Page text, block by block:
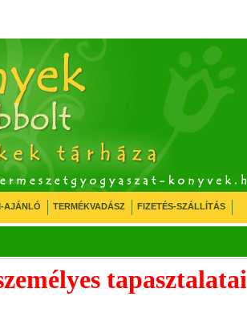
AJÁNLÓ TERMÉKVADÁSZ FIZETÉS-SZÁLLÍTÁS
tapasztalatai